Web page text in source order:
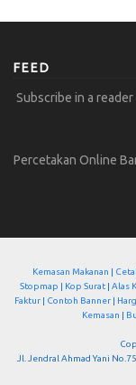
FEED
Subscribe in a reader
Percetakan Online
Kemasan Makanan
Stopmap
Kop Surat| Alas
Faktur
Contoh Banner
Kemasan
Jl. Jendral Ahmad Yani